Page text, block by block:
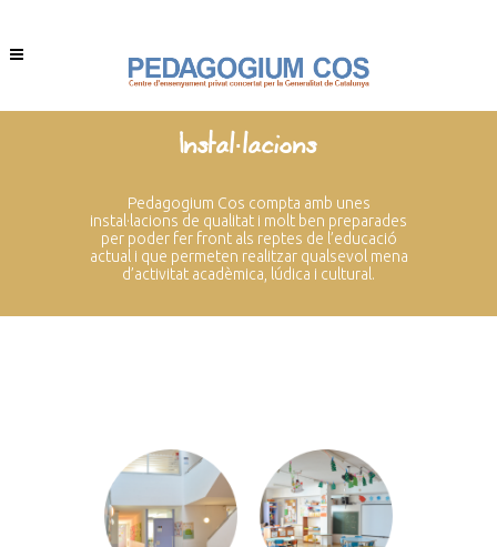
Instal·lacions
Pedagogium Cos compta amb unes
instal·lacions de qualitat i molt ben preparades
per poder fer front als reptes de l’educació
actual i que permeten realitzar qualsevol mena
d’activitat acadèmica, lúdica i cultural.